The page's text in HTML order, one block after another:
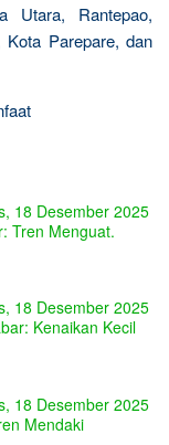
Utara, Rantepao,
Kota Parepare, dan
18 Desember 2025
Tren Menguat.
18 Desember 2025
Kenaikan Kecil
18 Desember 2025
Mendaki